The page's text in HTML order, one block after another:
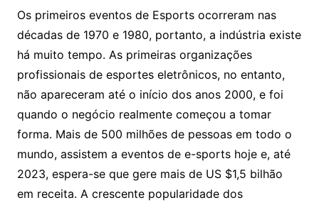
Os primeiros eventos de Esports ocorreram nas
décadas de 1970 e 1980, portanto, a indústria existe
há muito tempo. As primeiras organizações
profissionais de esportes eletrônicos, no entanto,
não apareceram até o início dos anos 2000, e foi
quando o negócio realmente começou a tomar
forma. Mais de 500 milhões de pessoas em todo o
mundo, assistem a eventos de e-sports hoje e, até
2023, espera-se que gere mais de US $1,5 bilhão
em receita. A crescente popularidade dos